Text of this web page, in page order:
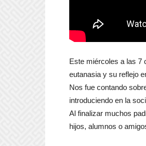
Este miércoles a las 7
eutanasia y su reflejo
Nos fue contando
introduciendo en la
Al finalizar muchos
hijos, alumnos o